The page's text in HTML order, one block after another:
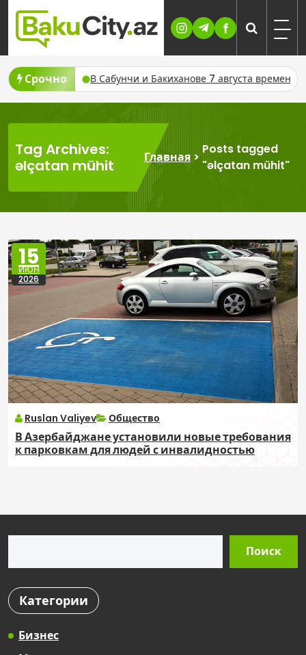
Skip
content
Срочно
и ASCO В Сабунчи и Бакиханове 7 августа временно
Tag Archives:
əlçatan mühit
Главная>
Posts tagged
"əlçatan mühit"
15
ИЮН
2026
Ruslan Valiyev Общество
В Азербайджане установили новые требования
к парковкам для людей с инвалидностью
Поиск
Категории
Бизнес